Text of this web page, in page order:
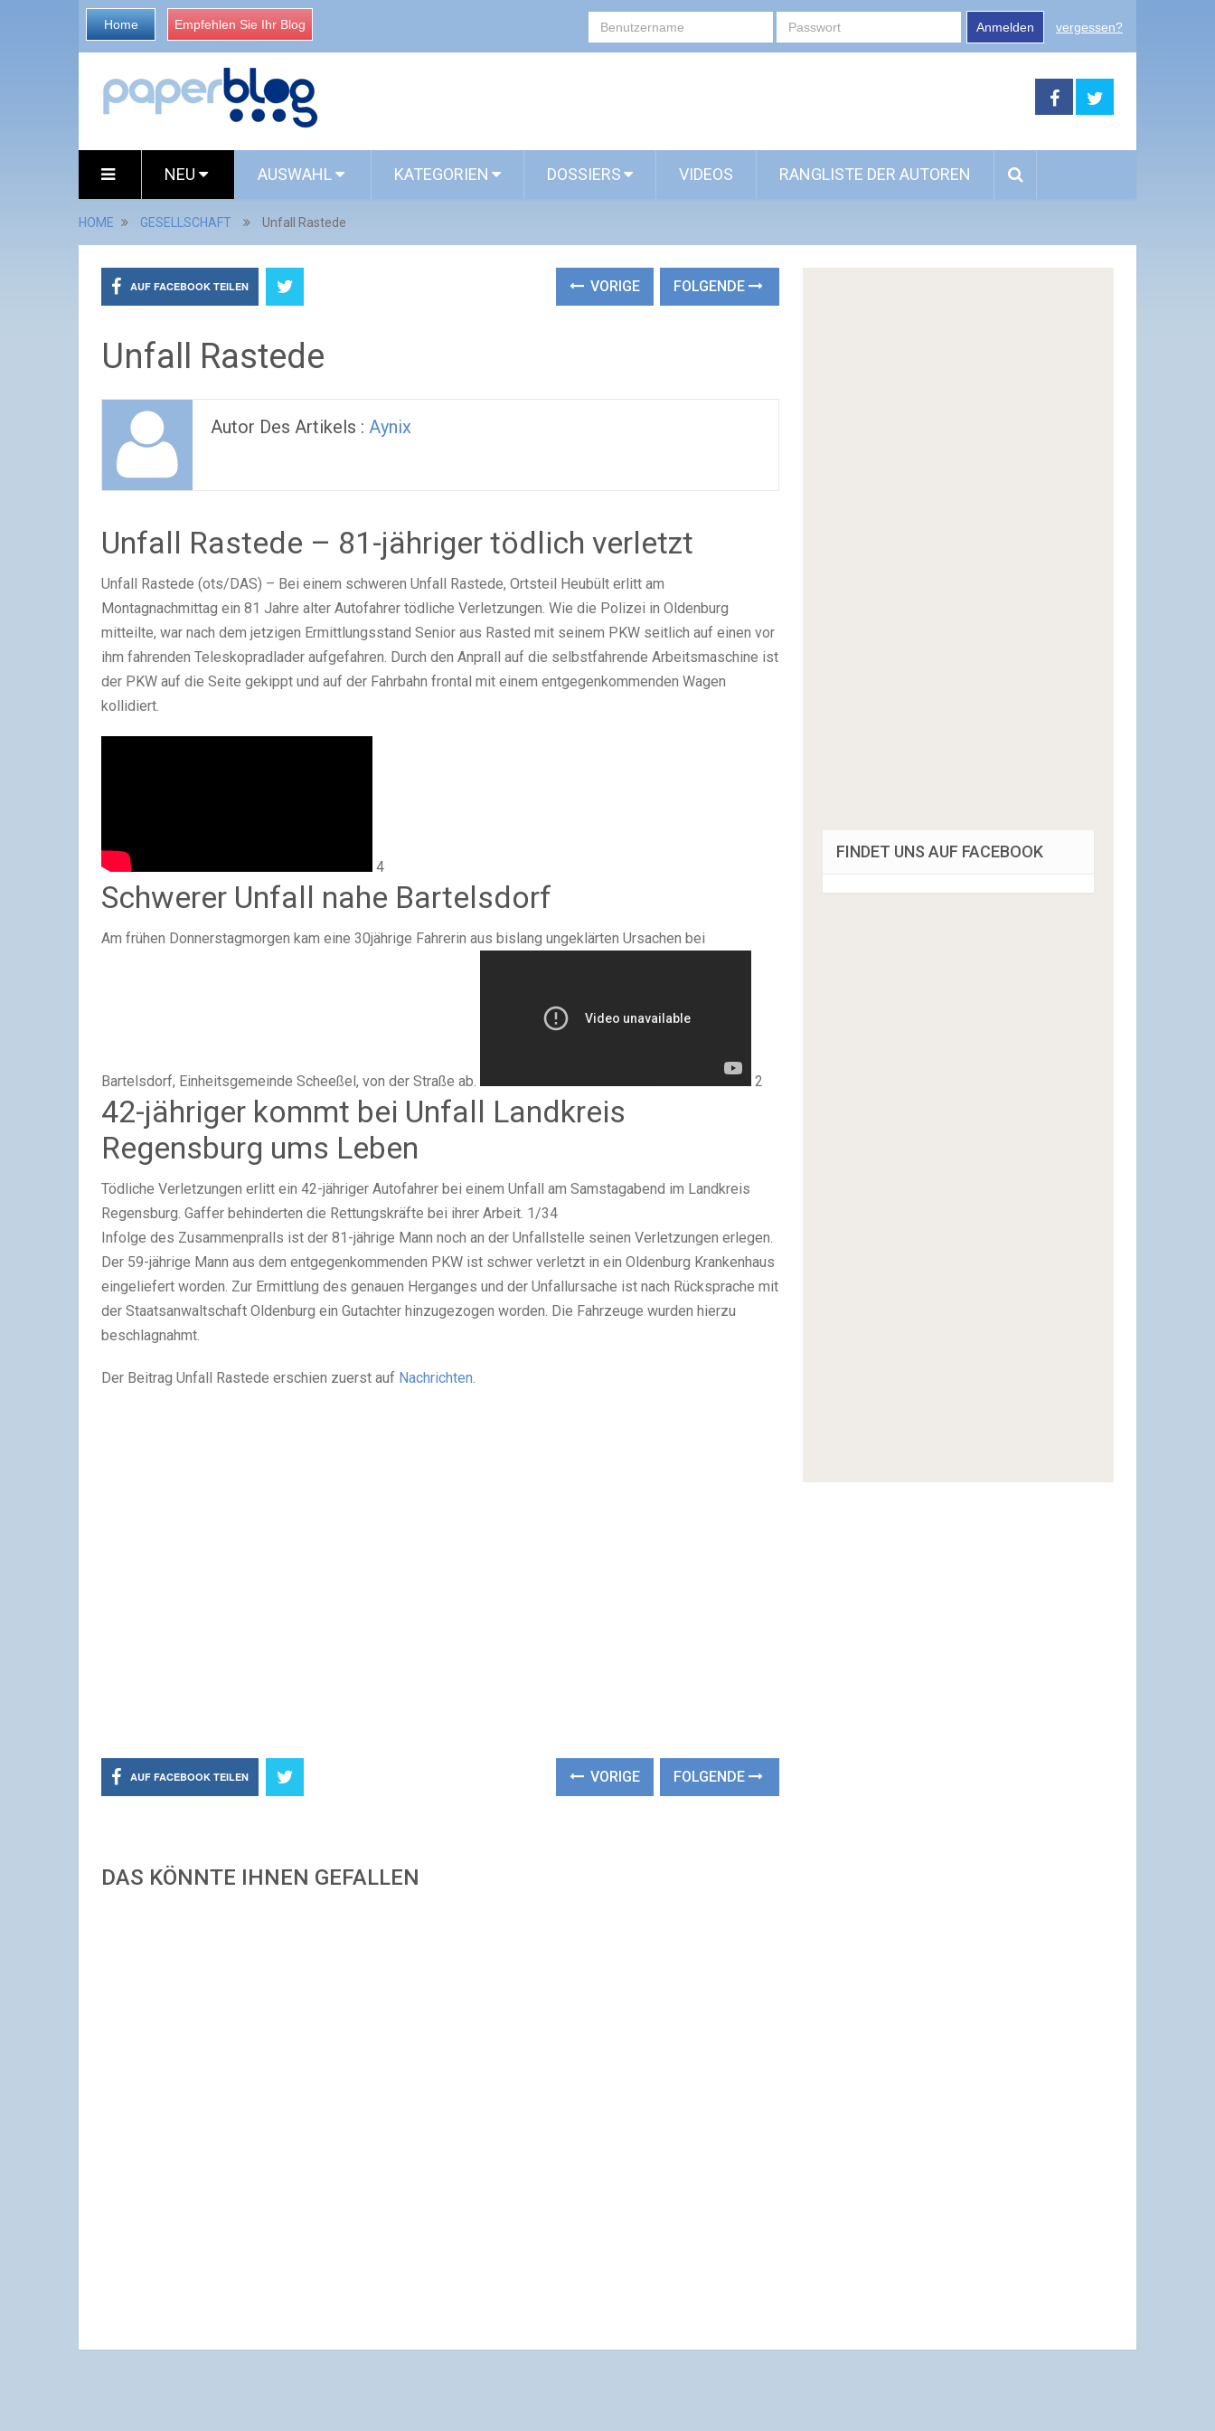
Home Empfehlen Sie Ihr Blog Anmelden vergessen?
NEU AUSWAHL KATEGORIEN DOSSIERS VIDEOS RANGLISTE DER AUTOREN
HOME GESELLSCHAFT Unfall Rastede
AUF FACEBOOK TEILEN VORIGE FOLGENDE
Unfall Rastede
Autor Des Artikels : Aynix
Unfall Rastede – 81-jähriger tödlich verletzt
Unfall Rastede (ots/DAS) – Bei einem schweren Unfall Rastede, Ortsteil Heubült erlitt am
Montagnachmittag ein 81 Jahre alter Autofahrer tödliche Verletzungen. Wie die Polizei in Oldenburg
mitteilte, war nach dem jetzigen Ermittlungsstand Senior aus Rasted mit seinem PKW seitlich auf einen vor
ihm fahrenden Teleskopradlader aufgefahren. Durch den Anprall auf die selbstfahrende Arbeitsmaschine ist
der PKW auf die Seite gekippt und auf der Fahrbahn frontal mit einem entgegenkommenden Wagen
kollidiert.
4
Schwerer Unfall nahe Bartelsdorf
Am frühen Donnerstagmorgen kam eine 30jährige Fahrerin aus bislang ungeklärten Ursachen bei
Bartelsdorf, Einheitsgemeinde Scheeßel, von der Straße ab. 2
42-jähriger kommt bei Unfall Landkreis
Regensburg ums Leben
Tödliche Verletzungen erlitt ein 42-jähriger Autofahrer bei einem Unfall am Samstagabend im Landkreis
Regensburg. Gaffer behinderten die Rettungskräfte bei ihrer Arbeit. 1/34
Infolge des Zusammenpralls ist der 81-jährige Mann noch an der Unfallstelle seinen Verletzungen erlegen.
Der 59-jährige Mann aus dem entgegenkommenden PKW ist schwer verletzt in ein Oldenburg Krankenhaus
eingeliefert worden. Zur Ermittlung des genauen Herganges und der Unfallursache ist nach Rücksprache mit
der Staatsanwaltschaft Oldenburg ein Gutachter hinzugezogen worden. Die Fahrzeuge wurden hierzu
beschlagnahmt.
Der Beitrag Unfall Rastede erschien zuerst auf Nachrichten.
AUF FACEBOOK TEILEN VORIGE FOLGENDE
DAS KÖNNTE IHNEN GEFALLEN
FINDET UNS AUF FACEBOOK